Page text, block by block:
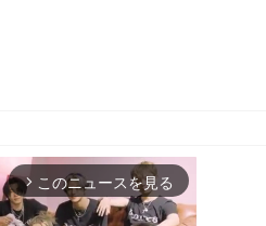
arrow_forward_ios このニュースを見る